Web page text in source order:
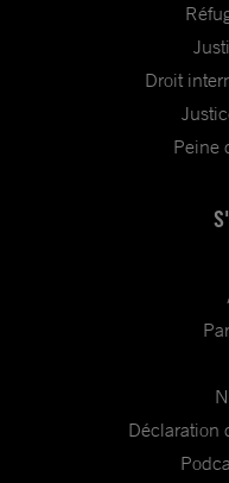
Droit
Peine
Déclaration